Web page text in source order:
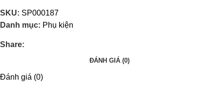
SKU: SP000187
Danh mục: Phụ kiện
Share:
ĐÁNH GIÁ (0)
Đánh giá (0)